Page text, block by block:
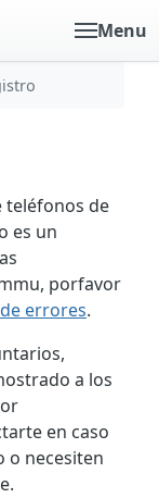
Menu
teléfonos de
es un
porfavor
errores.
a los
en caso
o necesiten